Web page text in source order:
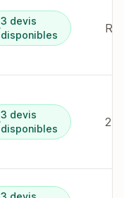
3 devis
disponibles
3 devis
disponibles
27